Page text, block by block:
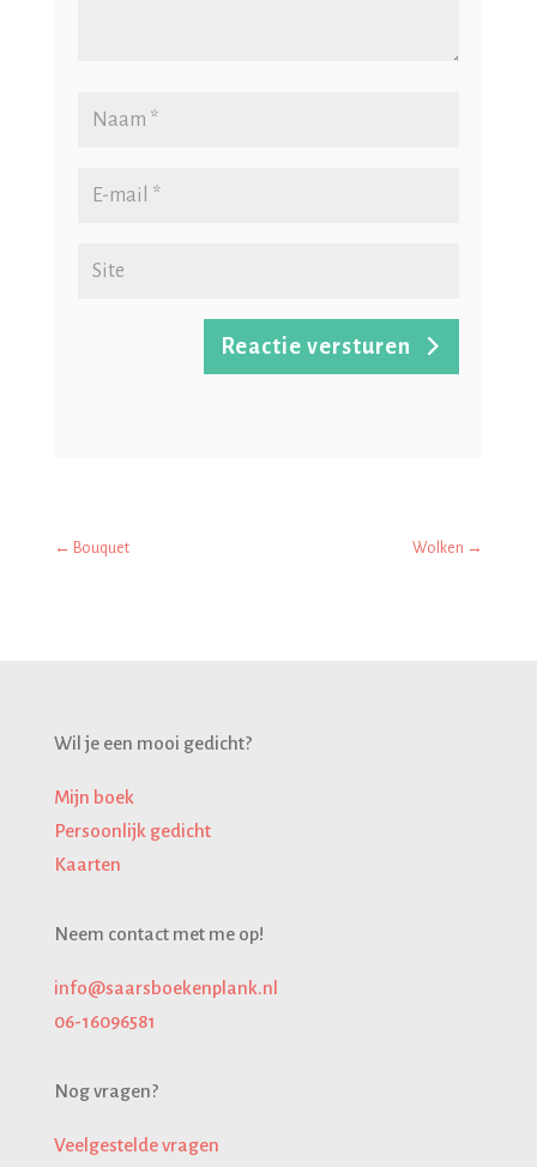
Reactie versturen
← Bouquet Wolken →
Wil je een mooi gedicht?
Mijn boek
Persoonlijk gedicht
Kaarten
Neem contact met me op!
info@saarsboekenplank.nl
06-16096581
Nog vragen?
Veelgesteldevragen